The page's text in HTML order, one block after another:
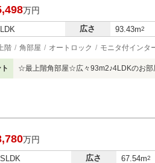
万円
広さ 93.43m2
階 角部屋 オートロック モニタ付インタ
☆最上階角部屋☆広々93m2♪4LDKのお部
万円
広さ 67.54m2